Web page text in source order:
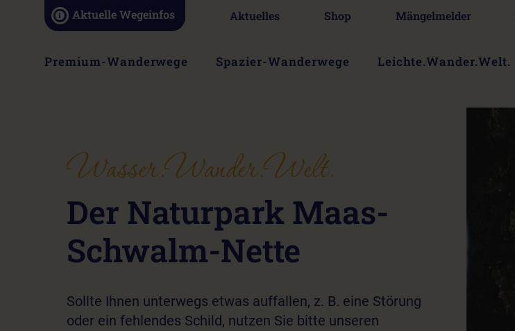
Navigation
überspringen
Aktuelle Wegeinfos Aktuelles Shop Mängelmelder
Navigation
Premium-Wanderwege Spazier-Wanderwege Leichte.Wander.Welt.
Wasser.Wander.Welt.
Der Naturpark Maas-
Schwalm-Nette
Sollte Ihnen unterwegs etwas auffallen, z. B. eine Störung
oder ein fehlendes Schild, nutzen Sie bitte unseren